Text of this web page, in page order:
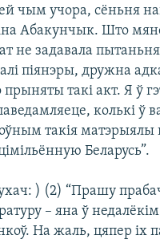
чым учора, сёньня
Абакунчык. Што
не задавала
піянэры, дружна
такі акт. Я ў
колькі ў
такія матэрыялы
Беларусь”.
) (2) “Прашу
– яна ў
На жаль, цяпер іх